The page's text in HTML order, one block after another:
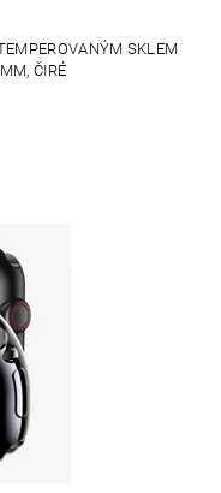
SKLEM
ČIRÉ